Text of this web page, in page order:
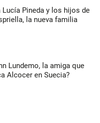
Lucía Pineda y los hijos de
la nueva familia
Lundemo, la amiga que
Alcocer en Suecia?